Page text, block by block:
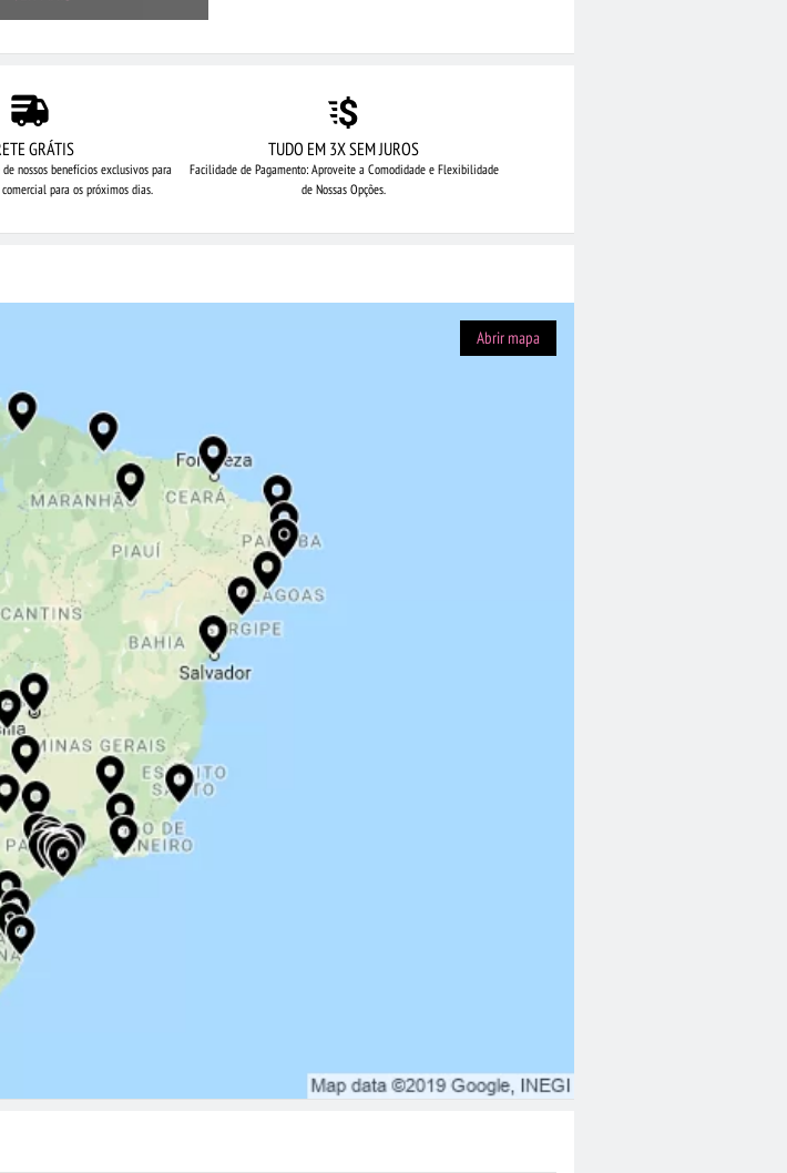
GRÁTIS
nossosbenefícios exclusivos para
para os próximos dias.
TUDO EM 3X SEM JUROS
Facilidade de Pagamento: Aproveitea Comodidade e Flexibilidade
de Nossas Opções.
Abrir mapa